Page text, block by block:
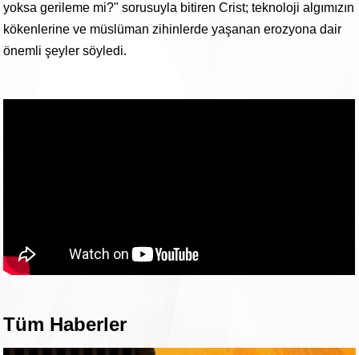
yoksa gerileme mi?" sorusuyla bitiren Crist; teknoloji algımızın
kökenlerine ve müslüman zihinlerde yaşanan erozyona dair
önemli şeyler söyledi.
Tüm Haberler